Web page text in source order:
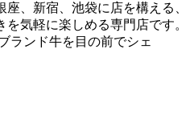
、新宿、池袋に店を構える、
気軽に楽しめる専門店です。
ランド牛を目の前でシェ